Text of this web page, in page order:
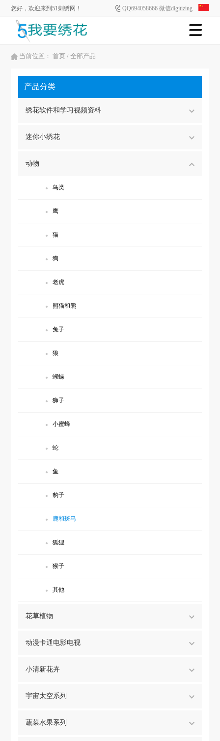
您好，欢迎来到51刺绣网！ QQ694058666 微信digitizing
当前位置：首页 / 全部产品
产品分类
绣花软件和学习视频资料
迷你小绣花
动物
鸟类
鹰
猫
狗
老虎
熊猫和熊
兔子
狼
蝴蝶
狮子
小蜜蜂
蛇
鱼
豹子
鹿和斑马
狐狸
猴子
其他
花草植物
动漫卡通电影电视
小清新花卉
宇宙太空系列
蔬菜水果系列